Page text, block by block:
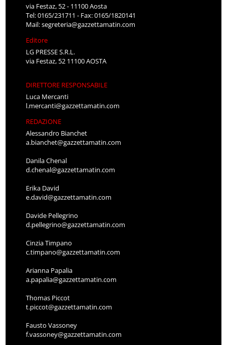
via Festaz, 52 - 11100 Aosta
Tel: 0165/231711 - Fax: 0165/1820141
Mail:segreteria@gazzettamatin.com
Editore
LG PRESSE S.R.L.
via Festaz, 52 11100 AOSTA
DIRETTORE RESPONSABILE
Luca Mercanti
l.mercanti@gazzettamatin.com
REDAZIONE
Alessandro Bianchet
a.bianchet@gazzettamatin.com
Danila Chenal
d.chenal@gazzettamatin.com
Erika David
e.david@gazzettamatin.com
Davide Pellegrino
d.pellegrino@gazzettamatin.com
Cinzia Timpano
c.timpano@gazzettamatin.com
Arianna Papalia
a.papalia@gazzettamatin.com
Thomas Piccot
t.piccot@gazzettamatin.com
Fausto Vassoney
f.vassoney@gazzettamatin.com